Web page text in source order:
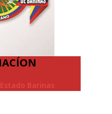
Barinas